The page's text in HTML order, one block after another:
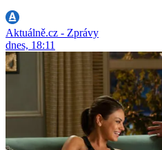
Aktuálně.cz - Zprávy
dnes, 18:11